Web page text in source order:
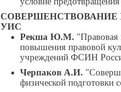
СОВЕРШЕНСТВОВАНИЕ
УИС
Рекша Ю.М. "Правовая
повышения правовой
учреждений ФСИН
Черпаков А.И.
физической подготовки